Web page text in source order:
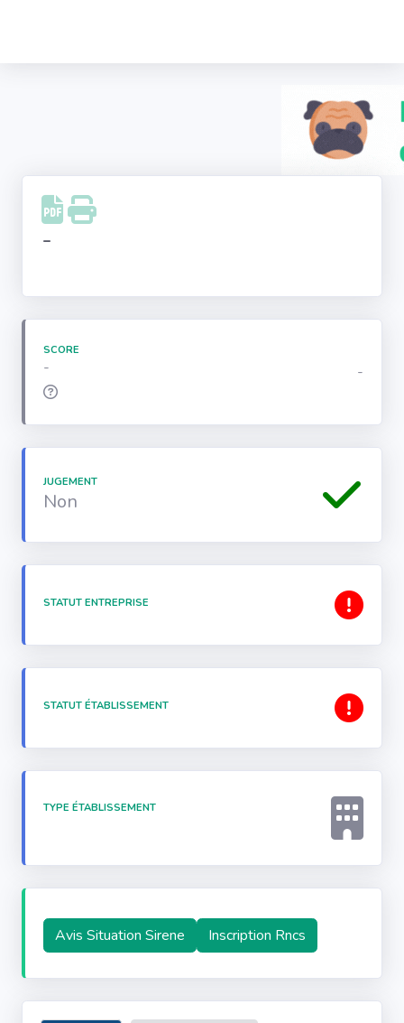
Facebook
Instagram
-
SCORE
- -
JUGEMENT
Non
STATUT ENTREPRISE
STATUT ÉTABLISSEMENT
TYPE ÉTABLISSEMENT
Avis Situation Sirene Inscription Rncs